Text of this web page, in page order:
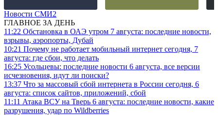
Новости СМИ2
ГЛАВНОЕ ЗА ДЕНЬ
11:22 Обстановка в ОАЭ утром 7 августа: последние новости,
взрывы, аэропорты, Дубай
10:21 Почему не работает мобильный интернет сегодня, 7
августа: где сбои, что делать
16:25 Усольцевы: последние новости 6 августа, все версии
исчезновения, идут ли поиски?
13:37 Что за массовый сбой интернета в России сегодня, 6
августа: список сайтов, приложений, сбой
11:11 Атака ВСУ на Тверь 6 августа: последние новости, какие
разрушения, удар по Wildberries